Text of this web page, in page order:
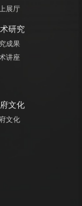
展厅
研究
成果
讲座
文化
文化